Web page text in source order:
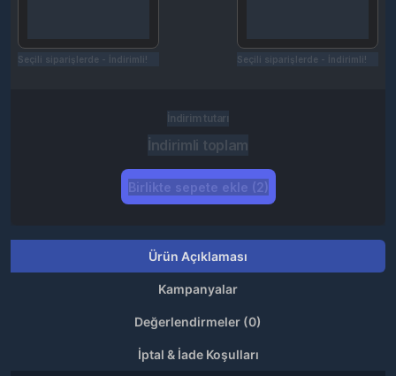
Seçili siparişlerde - İndirimli! Seçili siparişlerde - İndirimli!
İndirim tutarı
İndirimli toplam
Birlikte sepete ekle (2)
Ürün Açıklaması
Kampanyalar
Değerlendirmeler (0)
İptal & İade Koşulları